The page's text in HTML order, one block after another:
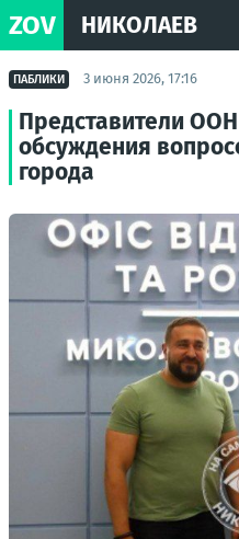
ZOV НИКОЛАЕВ
ПАБЛИКИ 3 июня 2026, 17:16
Представители
обсуждения
города